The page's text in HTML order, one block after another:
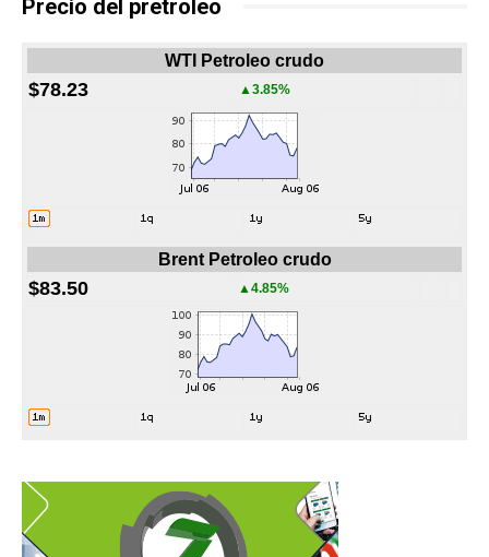
Precio del pretroleo
WTI Petroleo crudo
$78.23 ▲3.85%
Brent Petroleo crudo
$83.50 ▲4.85%